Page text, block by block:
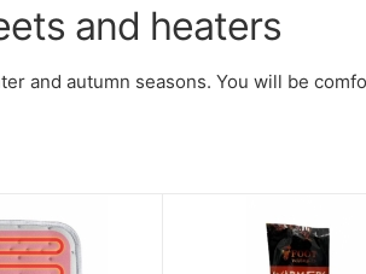
and heaters
and autumn seasons. You will be